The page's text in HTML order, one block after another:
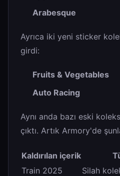
Arabesque
Ayrıca iki yeni sticker
girdi:
Fruits & Vegetables
Auto Racing
Aynı anda bazı eski
çıktı. Artık Armory'de
Kaldırılan içerik
Train 2025
Silah